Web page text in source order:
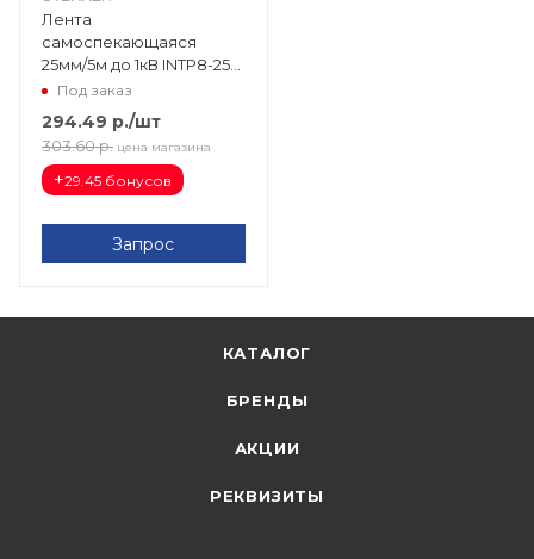
Лента
самоспекающаяся
25мм/5м до 1кВ INTP8-255-
1 39158
Под заказ
294.49 р./шт
303.60 р. цена магазина
+29.45 бонусов
Запрос
КАТАЛОГ
БРЕНДЫ
АКЦИИ
РЕКВИЗИТЫ